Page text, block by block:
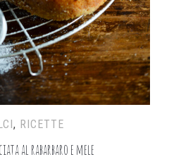
, RICETTE
al rabarbaro e mele